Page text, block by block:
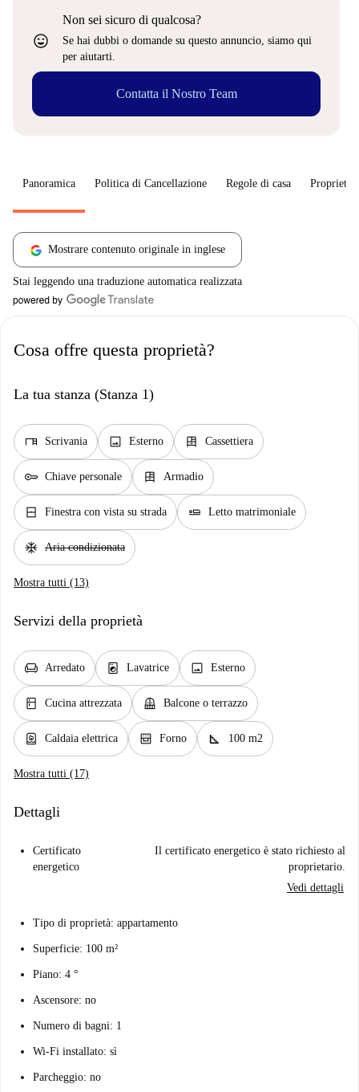
sentiment_very_satisfied
Non sei sicuro di qualcosa?
Se hai dubbi o domande su questo annuncio, siamo qui
per aiutarti.
Contatta il Nostro Team
Panoramica Politica di Cancellazione Regole di casa
Mostrare contenuto originale in inglese
Stai leggendo una traduzione automatica realizzata
Cosa offre questa proprietà?
La tua stanza (Stanza 1)
desk Scrivania image Esterno dresser Cassettiera
key Chiave personale dresser Armadio
window_closed Finestra con vista su strada airline_seat_flat Letto matrimoniale
ac_unit Aria condizionata
Mostra tutti (13)
Servizi della proprietà
chair Arredato local_laundry_service Lavatrice image Esterno
kitchen Cucina attrezzata balcony Balcone o terrazzo
water_heater Caldaia elettrica oven_gen Forno square_foot 100 m2
Mostra tutti (17)
Dettagli
Certificato
energetico
Il certificato energetico è stato richiesto al
proprietario.
Vedi dettagli
Tipo di proprietà: appartamento
Superficie: 100 m²
Piano: 4 °
Ascensore: no
Numero di bagni: 1
Wi-Fi installato: sì
Parcheggio: no